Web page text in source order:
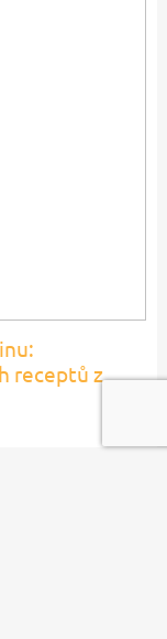
receptů z